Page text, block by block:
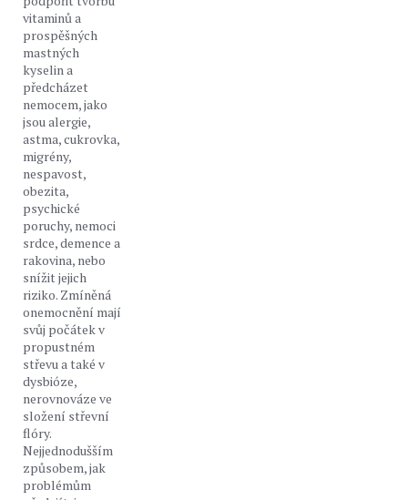
vitaminů a
prospěšných
mastných
kyselin a
předcházet
nemocem, jako
jsou alergie,
astma, cukrovka,
migrény,
nespavost,
obezita,
psychické
poruchy, nemoci
srdce, demence a
rakovina, nebo
snížit jejich
riziko. Zmíněná
onemocnění mají
svůj počátek v
propustném
střevu a také v
dysbióze,
nerovnováze ve
složení střevní
flóry.
Nejjednodušším
způsobem, jak
problémům